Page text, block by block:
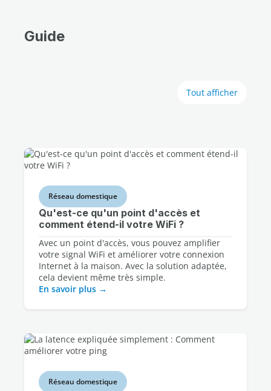
Guide
Tout afficher
Réseau domestique
Qu'est-ce qu'un point d'accès et
comment étend-il votre WiFi ?
Avec un point d'accès, vous pouvez amplifier
votre signal WiFi et améliorer votre connexion
Internet à la maison. Avec la solution adaptée,
cela devient même très simple.
En savoir plus
Réseau domestique